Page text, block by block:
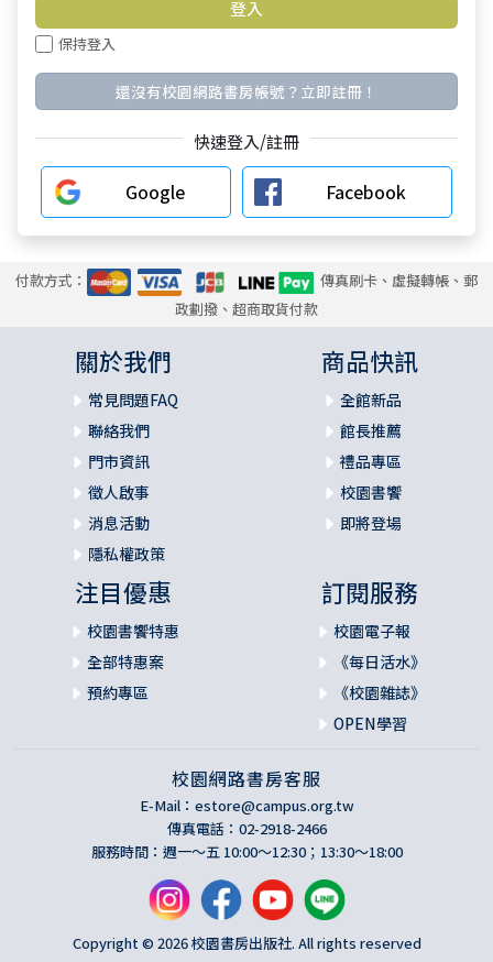
保持登入
還沒有校園網路書房帳號？立即註冊！
快速登入/註冊
Google Facebook
付款方式：
傳真刷卡、虛擬轉帳、郵
政劃撥、超商取貨付款
關於我們
常見問題FAQ
聯絡我們
門市資訊
徵人啟事
消息活動
隱私權政策
商品快訊
全館新品
館長推薦
禮品專區
校園書饗
即將登場
注目優惠
校園書饗特惠
全部特惠案
預約專區
訂閱服務
校園電子報
《每日活水》
《校園雜誌》
OPEN學習
校園網路書房客服
E-Mail： estore@campus.org.tw
傳真電話：02-2918-2466
服務時間：週一～五 10:00～12:30；13:30～18:00
Copyright © 2026 校園書房出版社. All rights reserved